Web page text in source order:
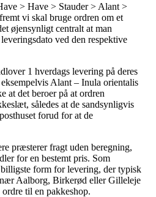
> Have > Stauder > Alant >
vi skal bruge ordren om et
øjensynligt centralt at man
ved den respektive
1 hverdags levering på deres
Alant – Inula orientalis
at det beroer på at ordren
således at de sandsynligvis
forud for at de
præsterer fragt uden beregning,
for en bestemt pris. Som
form for levering, der typisk
Aalborg, Birkerød eller Gilleleje
til en pakkeshop.